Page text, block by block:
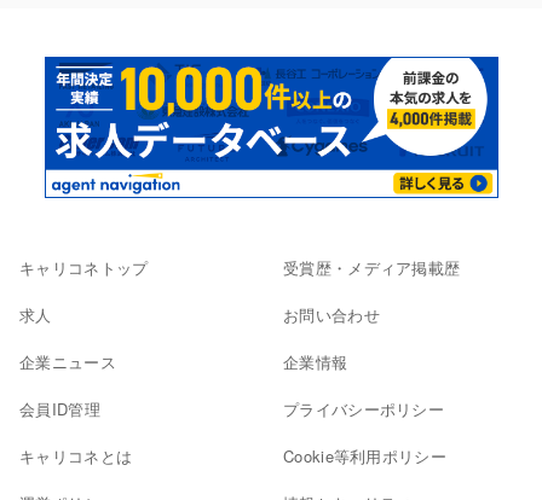
キャリコネトップ
求人
企業ニュース
会員ID管理
キャリコネとは
受賞歴・メディア掲載歴
お問い合わせ
企業情報
プライバシーポリシー
Cookie等利用ポリシー